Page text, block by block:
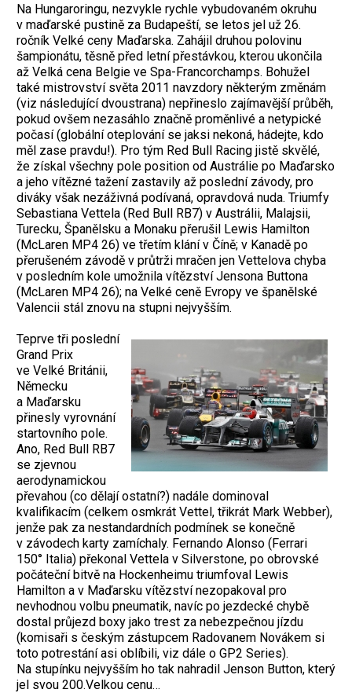
Na Hungaroringu, nezvykle rychle vybudovaném okruhu
v maďarské pustině za Budapeští, se letos jel už 26.
ročník Velké ceny Maďarska. Zahájil druhou polovinu
šampionátu, těsně před letní přestávkou, kterou ukončila
až Velká cena Belgie ve Spa-Francorchamps. Bohužel
také mistrovství světa 2011 navzdory některým změnám
(viz následující dvoustrana) nepřineslo zajímavější průběh,
pokud ovšem nezasáhlo značně proměnlivé a netypické
počasí (globální oteplování se jaksi nekoná, hádejte, kdo
měl zase pravdu!). Pro tým Red Bull Racing jistě skvělé,
že získal všechny pole position od Austrálie po Maďarsko
a jeho vítězné tažení zastavily až poslední závody, pro
diváky však nezáživná podívaná, opravdová nuda. Triumfy
Sebastiana Vettela (Red Bull RB7) v Austrálii, Malajsii,
Turecku, Španělsku a Monaku přerušil Lewis Hamilton
(McLaren MP4 26) ve třetím klání v Číně; v Kanadě po
přerušeném závodě v průtrži mračen jen Vettelova chyba
v posledním kole umožnila vítězství Jensona Buttona
(McLaren MP4 26); na Velké ceně Evropy ve španělské
Valencii stál znovu na stupni nejvyšším.
Teprve tři poslední
Grand Prix
ve Velké Británii,
Německu
a Maďarsku
přinesly vyrovnání
startovního pole.
Ano, Red Bull RB7
se zjevnou
aerodynamickou
převahou (co dělají ostatní?) nadále dominoval
kvalifikacím (celkem osmkrát Vettel, třikrát Mark Webber),
jenže pak za nestandardních podmínek se konečně
v závodech karty zamíchaly. Fernando Alonso (Ferrari
150° Italia) překonal Vettela v Silverstone, po obrovské
počáteční bitvě na Hockenheimu triumfoval Lewis
Hamilton a v Maďarsku vítězství nezopakoval pro
nevhodnou volbu pneumatik, navíc po jezdecké chybě
dostal průjezd boxy jako trest za nebezpečnou jízdu
(komisaři s českým zástupcem Radovanem Novákem si
toto potrestání asi oblíbili, viz dále o GP2 Series).
Na stupínku nejvyšším ho tak nahradil Jenson Button, který
jel svou 200.Velkou cenu…